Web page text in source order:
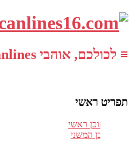
≡ לכולכם, אוהבי scanlines. ≡ ≡ ≡ ≡
תפריט ראשי
עבור לתוכן ראשי
דלג לתוכן המשני